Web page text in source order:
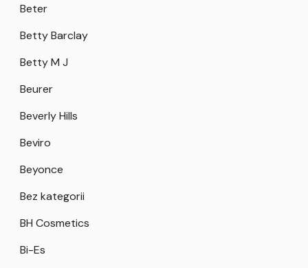
Beter
Betty Barclay
Betty M J
Beurer
Beverly Hills
Beviro
Beyonce
Bez kategorii
BH Cosmetics
Bi-Es